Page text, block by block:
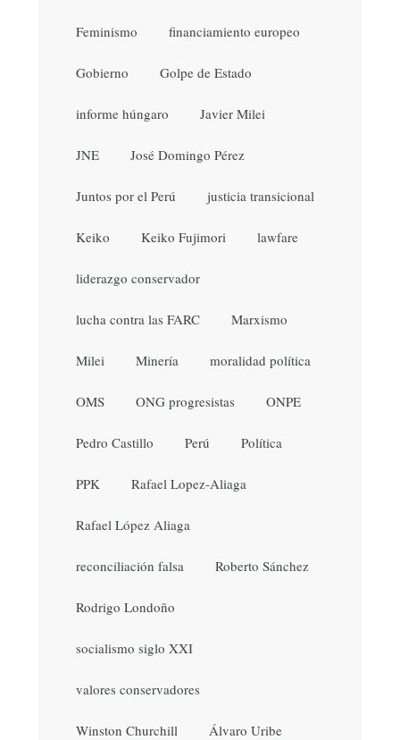
Feminismo financiamiento europeo
Gobierno Golpe de Estado
informe húngaro Javier Milei
JNE José Domingo Pérez
Juntos por el Perú justicia transicional
Keiko Keiko Fujimori lawfare
liderazgo conservador
lucha contra las FARC Marxismo
Milei Minería moralidad política
OMS ONG progresistas ONPE
Pedro Castillo Perú Política
PPK Rafael Lopez-Aliaga
Rafael López Aliaga
reconciliación falsa Roberto Sánchez
Rodrigo Londoño
socialismo siglo XXI
valores conservadores
Winston Churchill Álvaro Uribe